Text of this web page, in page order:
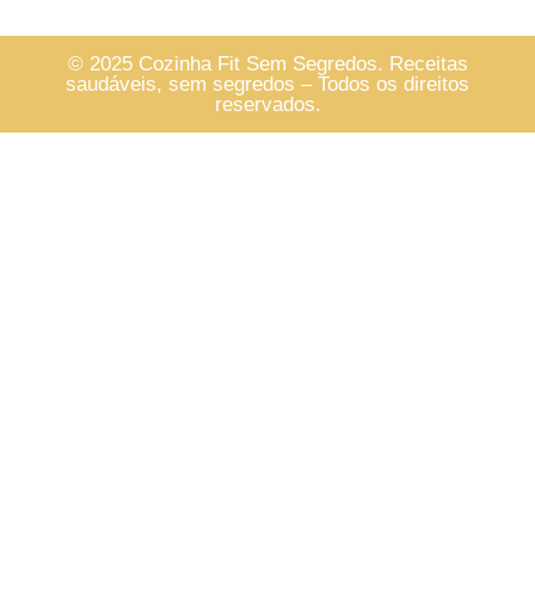
© 2025 Cozinha Fit Sem Segredos. Receitas
saudáveis, sem segredos – Todos os direitos
reservados.